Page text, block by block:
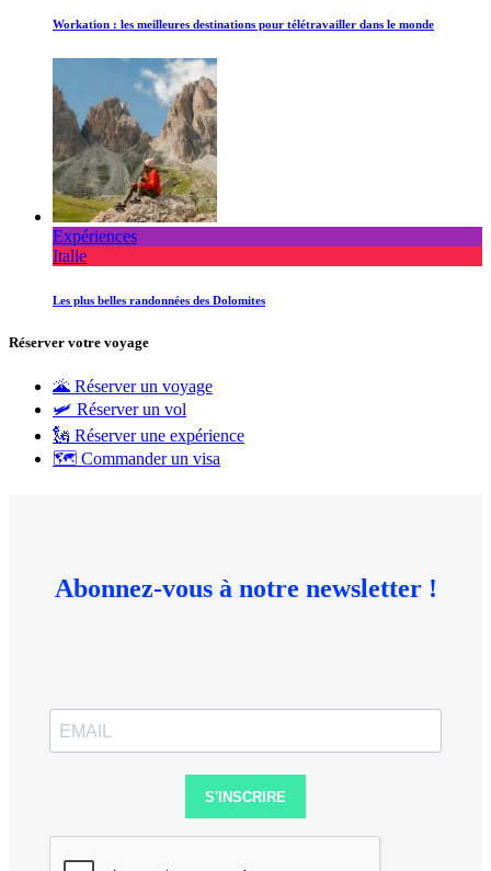
Workation : les meilleures destinations pour télétravailler dans le monde
Expériences
Italie
Les plus belles randonnées des Dolomites
Réserver votre voyage
🌋 Réserver un voyage
🛩 Réserver un vol
🗽 Réserver une expérience
🗺 Commander un visa
Abonnez-vous à notre newsletter !
S'INSCRIRE